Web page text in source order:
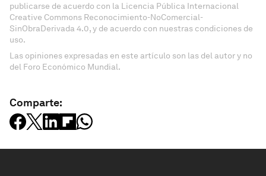
publicarse de acuerdo con la Licencia Pública Internacional
Creative Commons Reconocimiento-NoComercial-
SinObraDerivada 4.0, y de acuerdo con nuestras condiciones de
uso.
Las opiniones expresadas en este artículo son las del autor y no
del Foro Económico Mundial.
Comparte: